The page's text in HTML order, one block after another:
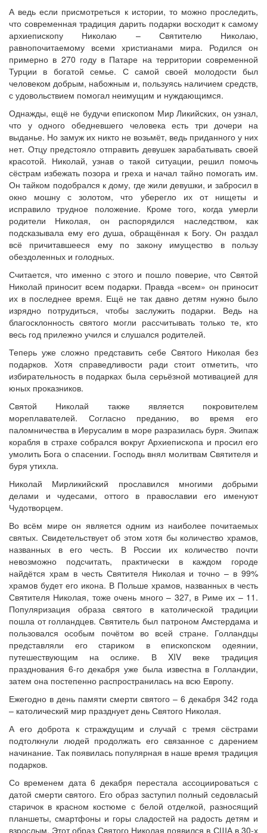
А ведь если присмотреться к истории, то можно проследить,
что современная традиция дарить подарки восходит к самому
архиепископу Николаю – Святителю Николаю,
равнопочитаемому всеми христианами мира. Родился он
примерно в 270 году в Патаре на территории современной
Турции в богатой семье. С самой своей молодости был
человеком добрым, набожным и, пользуясь наличием средств,
с удовольствием помогал неимущим и нуждающимся.
Однажды, ещё не будучи епископом Мир Ликийских, он узнал,
что у одного обедневшего человека есть три дочери на
выданье. Но замуж их никто не возьмёт, ведь приданного у них
нет. Отцу предстояло отправить девушек зарабатывать своей
красотой. Николай, узнав о такой ситуации, решил помочь
сёстрам избежать позора и греха и начал тайно помогать им.
Он тайком подобрался к дому, где жили девушки, и забросил в
окно мошну с золотом, что уберегло их от нищеты и
исправило трудное положение. Кроме того, когда умерли
родители Николая, он распорядился наследством, как
подсказывала ему его душа, обращённая к Богу. Он раздал
всё причитавшееся ему по закону имущество в пользу
обездоленных и голодных.
Считается, что именно с этого и пошло поверие, что Святой
Николай приносит всем подарки. Правда «всем» он приносит
их в последнее время. Ещё не так давно детям нужно было
изрядно потрудиться, чтобы заслужить подарки. Ведь на
благосклонность святого могли рассчитывать только те, кто
весь год прилежно учился и слушался родителей.
Теперь уже сложно представить себе Святого Николая без
подарков. Хотя справедливости ради стоит отметить, что
избирательность в подарках была серьёзной мотивацией для
юных проказников.
Святой Николай также является покровителем
мореплавателей. Согласно преданию, во время его
паломничества в Иерусалим в море разразилась буря. Экипаж
корабля в страхе собрался вокруг Архиепископа и просил его
умолить Бога о спасении. Господь внял молитвам Святителя и
буря утихла.
Николай Мирликийский прославился многими добрыми
делами и чудесами, оттого в православии его именуют
Чудотворцем.
Во всём мире он является одним из наиболее почитаемых
святых. Свидетельствует об этом хотя бы количество храмов,
названных в его честь. В России их количество почти
невозможно подсчитать, практически в каждом городе
найдётся храм в честь Святителя Николая и точно – в 99%
храмов будет его икона. В Польше храмов, названных в честь
Святителя Николая, тоже очень много – 327, в Риме их – 11.
Популяризация образа святого в католической традиции
пошла от голландцев. Святитель был патроном Амстердама и
пользовался особым почётом во всей стране. Голландцы
представляли его стариком в епископском одеянии,
путешествующим на ослике. В XIV веке традиция
празднования 6-го декабря уже была известна в Голландии,
затем она постепенно распространилась на всю Европу.
Ежегодно в день памяти смерти святого – 6 декабря 342 года
– католический мир празднует день Святого Николая.
А его доброта к страждущим и случай с тремя сёстрами
подтолкнули людей продолжать его связанное с дарением
начинание. Так появилась популярная в наше время традиция
подарков.
Со временем дата 6 декабря перестала ассоциироваться с
датой смерти святого. Его образ заступил полный седовласый
старичок в красном костюме с белой отделкой, разносящий
планшеты, смартфоны и горы сладостей на радость детям и
взрослым. Этот образ Святого Николая появился в США в 30-х